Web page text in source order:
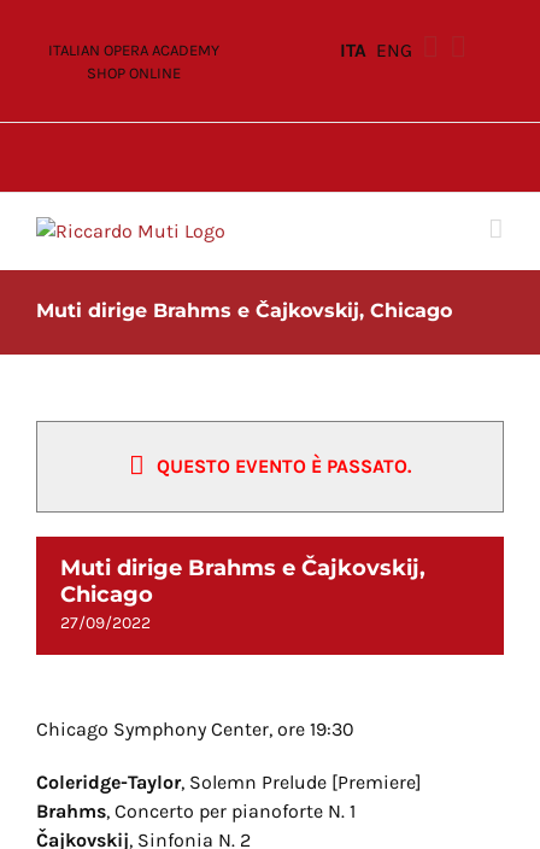
ITALIAN OPERA ACADEMY
SHOP ONLINE
ITA ENG
Muti dirige Brahms e Čajkovskij, Chicago
QUESTO EVENTO È PASSATO.
Muti dirige Brahms e Čajkovskij,
Chicago
27/09/2022
Chicago Symphony Center, ore 19:30
Coleridge-Taylor, Solemn Prelude [Premiere]
Brahms, Concerto per pianoforte N. 1
Čajkovskij, Sinfonia N. 2